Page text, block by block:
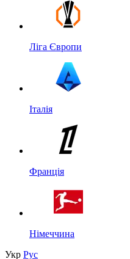
Ліга Європи
Італія
Франція
Німеччина
Укр Рус